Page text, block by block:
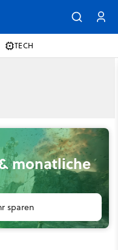
TECH
monatliche
sparen